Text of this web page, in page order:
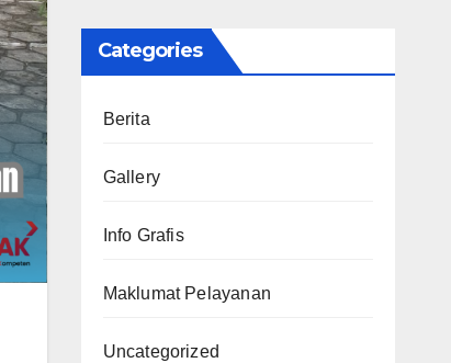
Categories
Berita
Gallery
Info Grafis
Maklumat Pelayanan
Uncategorized